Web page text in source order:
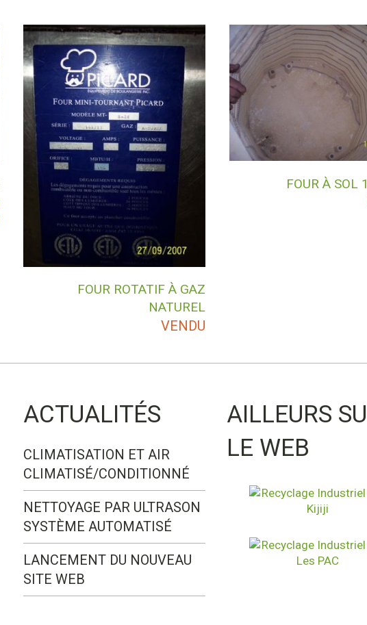
FOUR ROTATIF À GAZ
NATUREL
VENDU
FOUR À SOL
ACTUALITÉS
CLIMATISATION ET AIR
CLIMATISÉ/CONDITIONNÉ
NETTOYAGE PAR ULTRASON
SYSTÈME AUTOMATISÉ
LANCEMENT DU NOUVEAU
SITE WEB
AILLEURS
LE WEB